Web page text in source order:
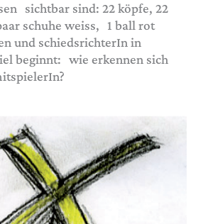
sichtbar sind: 22 köpfe, 22
schuhe weiss, 1 ball rot
und schiedsrichterIn in
beginnt: wie erkennen sich